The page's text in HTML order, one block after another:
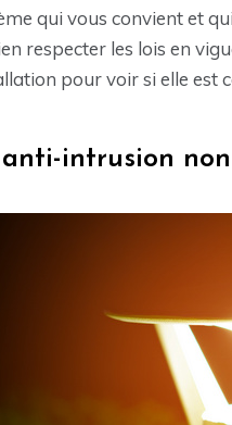
qui vous convient et
respecter les lois en
pour voir si elle est
intrusion